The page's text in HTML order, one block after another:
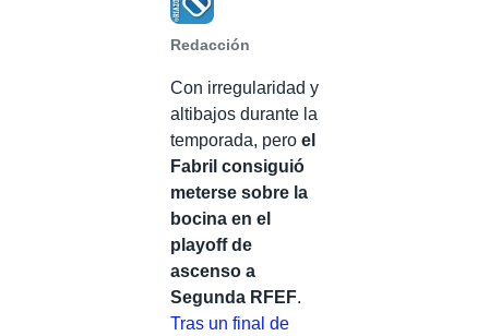
Redacción
Con irregularidad y
altibajos durante la
temporada, pero el
Fabril consiguió
meterse sobre la
bocina en el
playoff de
ascenso a
Segunda RFEF.
Tras un final de